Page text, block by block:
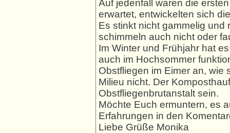
Auf jedenfall waren die
erwartet, entwickelten sich
Es stinkt nicht gammelig und
schimmeln auch nicht oder
Im Winter und Frühjahr hat
auch im Hochsommer
Obstfliegen im Eimer an,
Milieu nicht. Der
Obstfliegenbrutanstalt sein.
Möchte Euch ermuntern, es
Erfahrungen in den
Liebe Grüße Monika